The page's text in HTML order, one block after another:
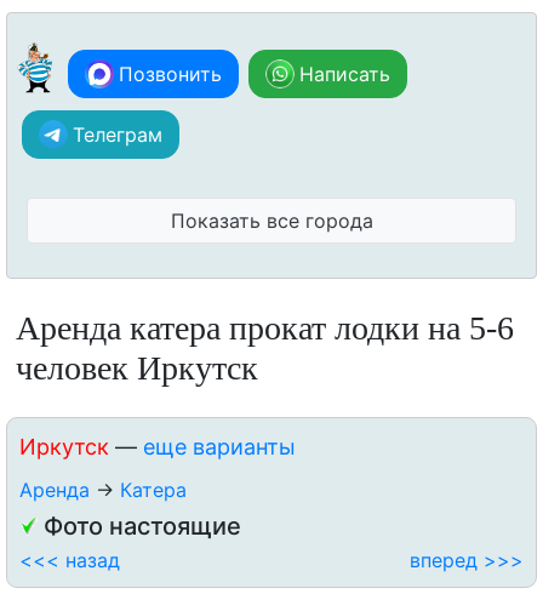
Позвонить Написать
Телеграм
Показать все города
Аренда катера прокат лодки на 5-6
человек Иркутск
Иркутск — еще варианты
Аренда → Катера
Фото настоящие
<<< назад вперед >>>